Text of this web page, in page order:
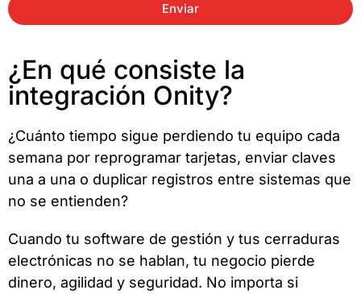
Enviar
¿En qué consiste la
integración Onity?
¿Cuánto tiempo sigue perdiendo tu equipo cada
semana por reprogramar tarjetas, enviar claves
una a una o duplicar registros entre sistemas que
no se entienden?
Cuando tu software de gestión y tus cerraduras
electrónicas no se hablan, tu negocio pierde
dinero, agilidad y seguridad. No importa si